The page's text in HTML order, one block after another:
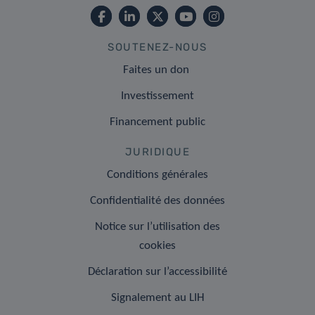
SOUTENEZ-NOUS
Faites un don
Investissement
Financement public
JURIDIQUE
Conditions générales
Confidentialité des données
Notice sur l’utilisation des
cookies
Déclaration sur l’accessibilité
Signalement au LIH